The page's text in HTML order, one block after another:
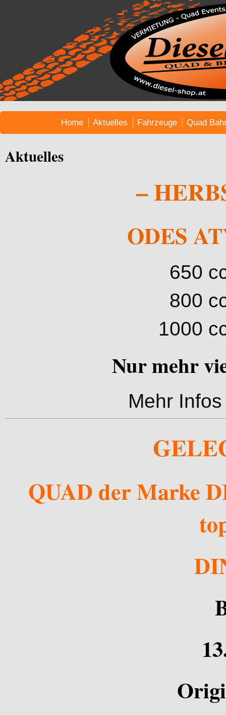
Home Aktuelles Fahrzeuge Quad
Aktuelles
–
ODES
650
800
1000
Nur mehr
Mehr
QUAD der Marke